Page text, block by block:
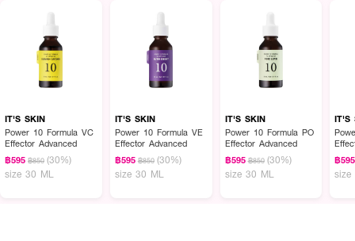
How to Use:
· ทำความสะอาดผิวหน้าให้สะอาด
· ทาให้ทั่วใบหน้า โดยเน้นบริเวณที่แห้งหรือขาดน้ำ
· ใช้เป็นประจำทุกเช้าและเย็น
IT'S SKIN
Power 10 Formula VC
Effector Advanced
฿595 ฿850 (30%)
size 30 ML
IT'S SKIN
Power 10 Formula VE
Effector Advanced
฿595 ฿850 (30%)
size 30 ML
IT'S SKIN
Power 10 Formula PO
Effector Advanced
฿595 ฿850 (30%)
size 30 ML
IT'S
฿595
size